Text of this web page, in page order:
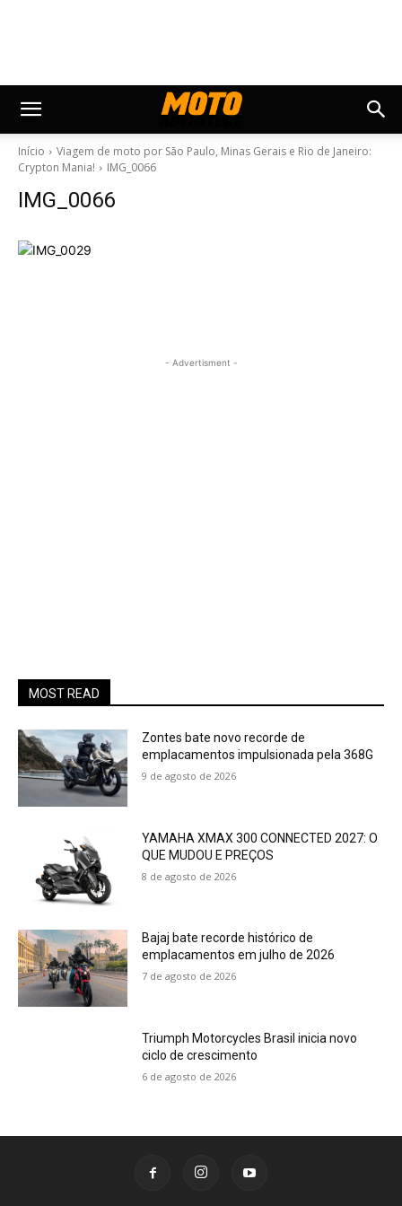
Início
Viagem de moto por São Paulo, Minas Gerais e Rio de Janeiro:
Crypton Mania!
IMG_0066
IMG_0066
- Advertisment -
MOST READ
Zontes bate novo recorde de
emplacamentos impulsionada pela 368G
9 de agosto de 2026
YAMAHA XMAX 300 CONNECTED 2027: O
QUE MUDOU E PREÇOS
8 de agosto de 2026
Bajaj bate recorde histórico de
emplacamentos em julho de 2026
7 de agosto de 2026
Triumph Motorcycles Brasil inicia novo
ciclo de crescimento
6 de agosto de 2026